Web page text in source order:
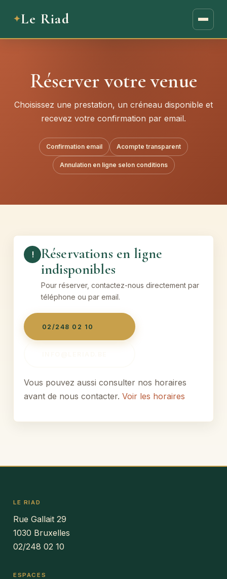
Le Riad
Réserver votre venue
Choisissez une prestation, un créneau disponible et
recevez votre confirmation par email.
Confirmation email Acompte transparent
Annulation en ligne selon conditions
!
Réservations en ligne
indisponibles
Pour réserver, contactez-nous directement par
téléphone ou par email.
02/248 02 10
Vous pouvez aussi consulter nos horaires
avant de nous contacter. Voir les horaires
LE RIAD
Rue Gallait 29
1030 Bruxelles
02/248 02 10
ESPACES